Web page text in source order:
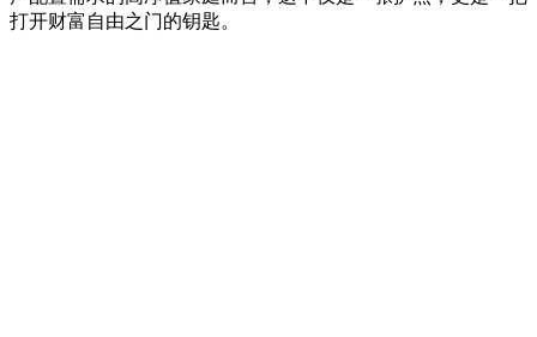
打开财富自由之门的钥匙。